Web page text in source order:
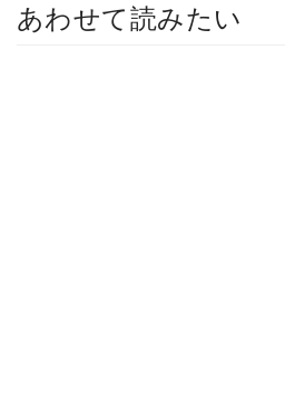
あわせて読みたい